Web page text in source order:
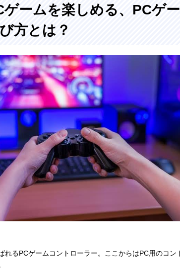
ゲームを楽しめる、PCゲ
方とは？
れるPCゲームコントローラー。ここからはPC用のコ